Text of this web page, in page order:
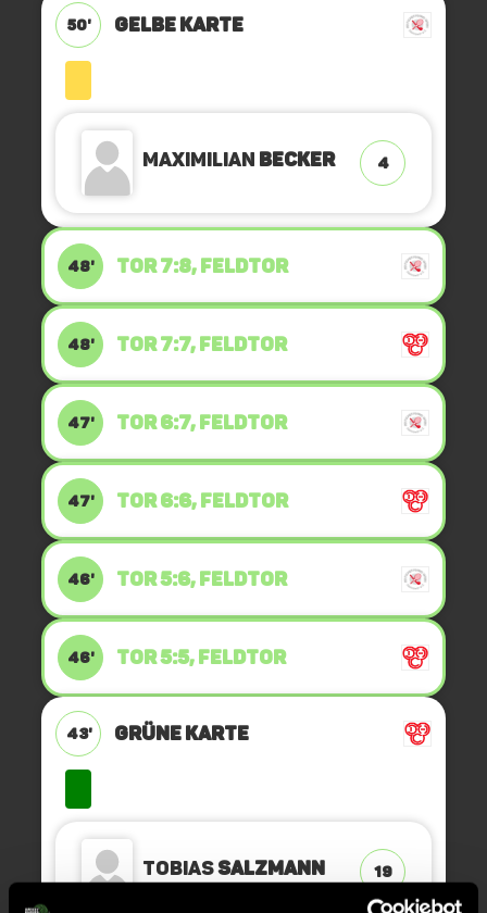
50' GELBE KARTE
Maximilian Becker 4
48' TOR 7:8, FELDTOR
48' TOR 7:7, FELDTOR
47' TOR 6:7, FELDTOR
47' TOR 6:6, FELDTOR
46' TOR 5:6, FELDTOR
46' TOR 5:5, FELDTOR
43' GRÜNE KARTE
TobiasSalzmann 19